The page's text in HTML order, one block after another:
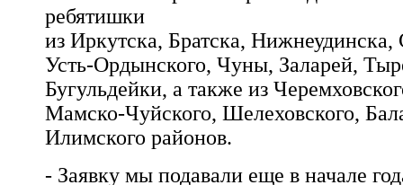
ребятишки
из Иркутска, Братска,
Усть-Ордынского, Чуны, Заларей,
Бугульдейки, а также из
Мамско-Чуйского, Шелеховского,
Илимского районов.
- Заявку мы подавали еще в начале